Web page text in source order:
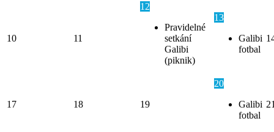
10 11
12
Pravidelné
setkání
Galibi
(piknik)
13
Galibi
fotbal
17 18 19
20
Galibi
fotbal